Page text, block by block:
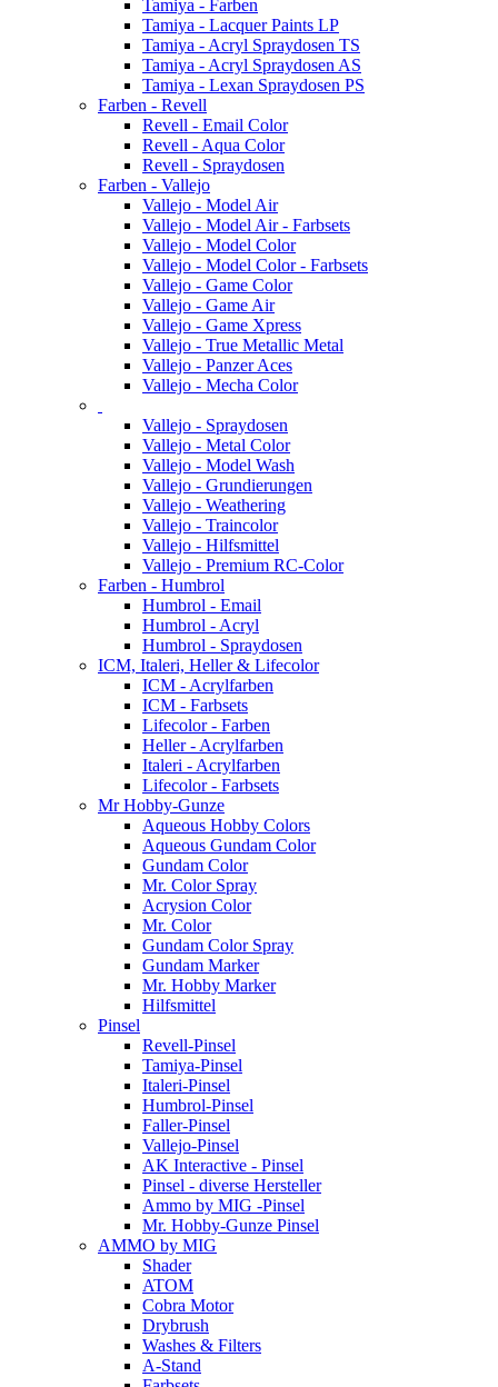
Tamiya - Farben
Tamiya - Lacquer Paints LP
Tamiya - Acryl Spraydosen TS
Tamiya - Acryl Spraydosen AS
Tamiya - Lexan Spraydosen PS
Farben - Revell
Revell - Email Color
Revell - Aqua Color
Revell - Spraydosen
Farben - Vallejo
Vallejo - Model Air
Vallejo - Model Air - Farbsets
Vallejo - Model Color
Vallejo - Model Color - Farbsets
Vallejo - Game Color
Vallejo - Game Air
Vallejo - Game Xpress
Vallejo - True Metallic Metal
Vallejo - Panzer Aces
Vallejo - Mecha Color
Vallejo - Spraydosen
Vallejo - Metal Color
Vallejo - Model Wash
Vallejo - Grundierungen
Vallejo - Weathering
Vallejo - Traincolor
Vallejo - Hilfsmittel
Vallejo - Premium RC-Color
Farben - Humbrol
Humbrol - Email
Humbrol - Acryl
Humbrol - Spraydosen
ICM, Italeri, Heller & Lifecolor
ICM - Acrylfarben
ICM - Farbsets
Lifecolor - Farben
Heller - Acrylfarben
Italeri - Acrylfarben
Lifecolor - Farbsets
Mr Hobby-Gunze
Aqueous Hobby Colors
Aqueous Gundam Color
Gundam Color
Mr. Color Spray
Acrysion Color
Mr. Color
Gundam Color Spray
Gundam Marker
Mr. Hobby Marker
Hilfsmittel
Pinsel
Revell-Pinsel
Tamiya-Pinsel
Italeri-Pinsel
Humbrol-Pinsel
Faller-Pinsel
Vallejo-Pinsel
AK Interactive - Pinsel
Pinsel - diverse Hersteller
Ammo by MIG -Pinsel
Mr. Hobby-Gunze Pinsel
AMMO by MIG
Shader
ATOM
Cobra Motor
Drybrush
Washes & Filters
A-Stand